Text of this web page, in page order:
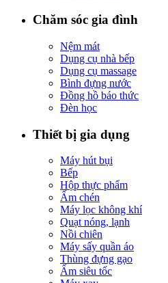
Chăm sóc gia đình
Nệm mát
Dụng cụ nhà bếp
Dụng cụ massage
Bình đựng nước
Đồng hồ báo thức
Đèn học
Thiết bị gia dụng
Máy hút bụi
Bếp
Hộp thực phẩm
Ấm chén
Máy lọc không khí
Quạt nóng, lạnh
Nồi chiên
Máy sấy quần áo
Thùng đựng gạo
Ấm siêu tốc